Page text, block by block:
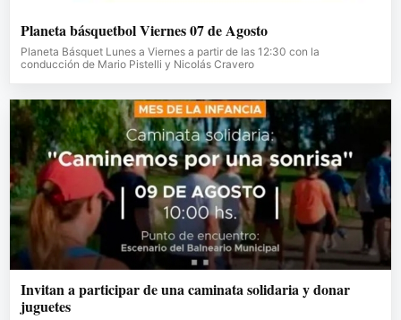
Planeta básquetbol Viernes 07 de Agosto
Planeta Básquet Lunes a Viernes a partir de las 12:30 con la
conducción de Mario Pistelli y Nicolás Cravero
Invitan a participar de una caminata solidaria y donar
juguetes